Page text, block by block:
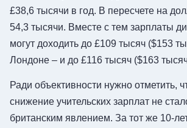
£38,6 тысячи в год. В пересчете на
54,3 тысячи. Вместе с тем зарплаты
могут доходить до £109 тысяч ($153
Лондоне – и до £116 тысяч ($163
Ради объективности нужно отметить,
снижение учительских зарплат не
британским явлением. За тот же 10-